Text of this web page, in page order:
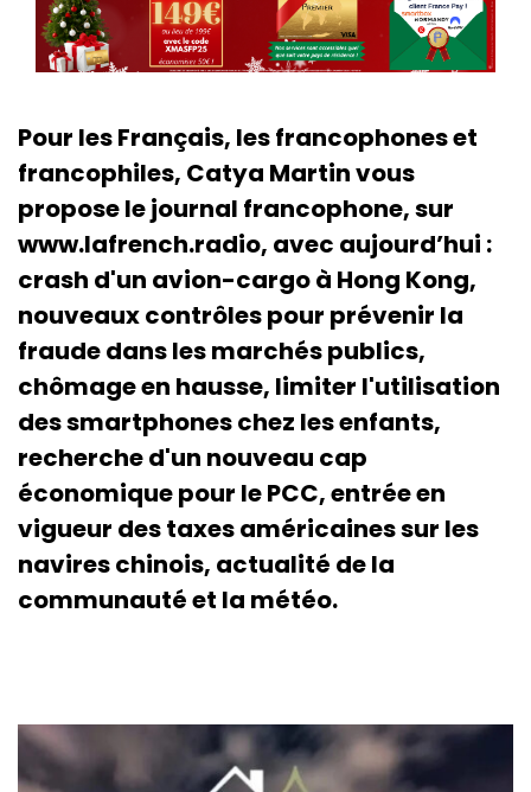
Pour les Français, les francophones et
francophiles, Catya Martin vous
propose le journal francophone, sur
www.lafrench.radio, avec aujourd’hui :
crash d'un avion-cargo à Hong Kong,
nouveaux contrôles pour prévenir la
fraude dans les marchés publics,
chômage en hausse, limiter l'utilisation
des smartphones chez les enfants,
recherche d'un nouveau cap
économique pour le PCC, entrée en
vigueur des taxes américaines sur les
navires chinois, actualité de la
communauté et la météo.